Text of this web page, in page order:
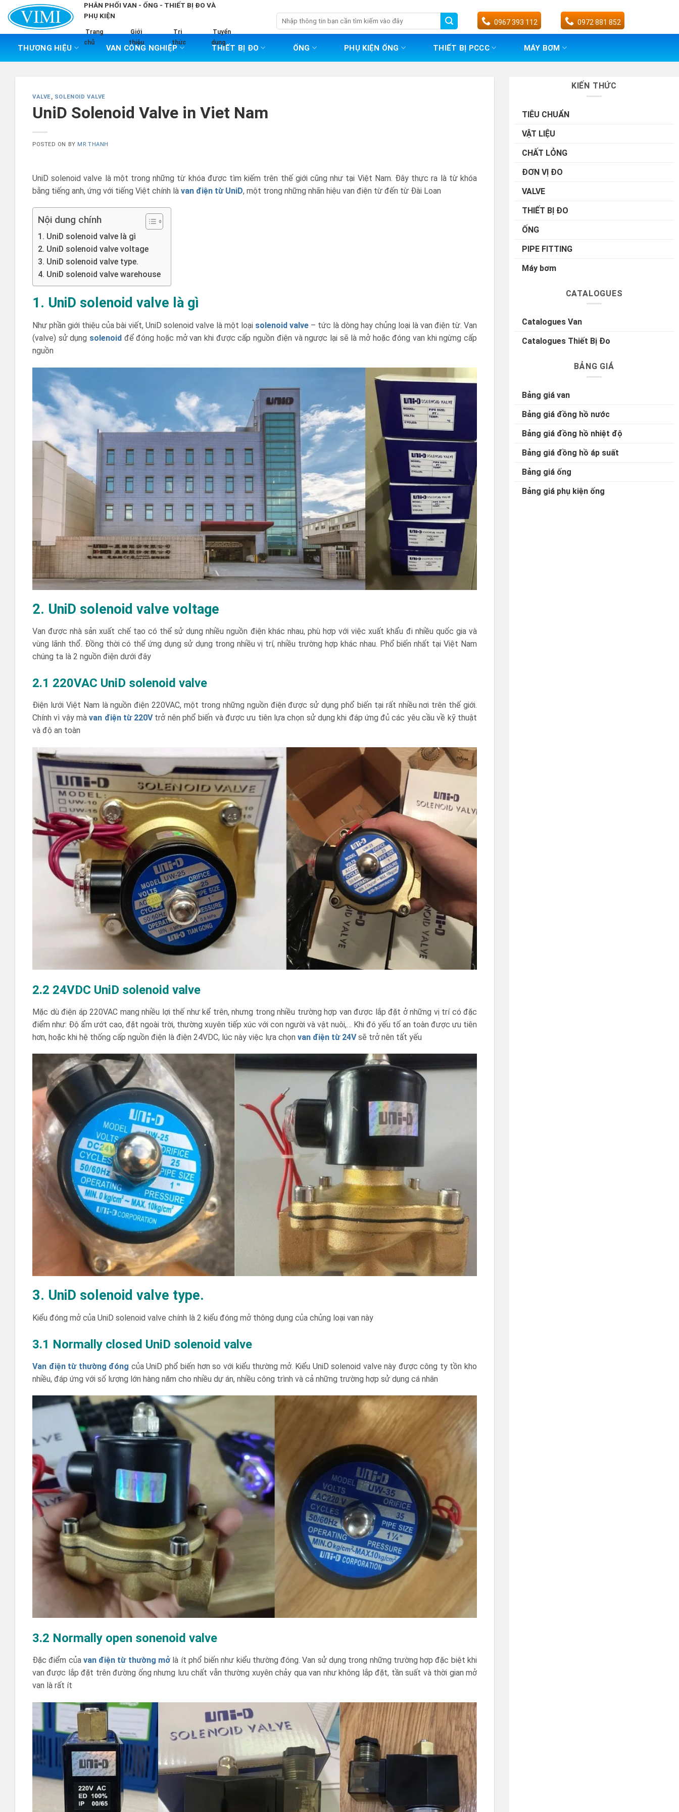
content
PHÂN PHỐI VAN - ỐNG - THIẾT BỊ ĐO VÀ
PHỤ KIỆN
Trang
chủ
Giới
thiệu
Tri
thức
Tuyển
dụng
Tìm
kiếm:
0967 393 112 0972 881 852
THƯƠNG HIỆU VAN CÔNG NGHIỆP THIẾT BỊ ĐO ỐNG PHỤ KIỆN ỐNG THIẾT BỊ PCCC MÁY BƠM
VALVE, SOLENOID VALVE
UniD Solenoid Valve in Viet Nam
POSTED ON BY MR THANH
UniD solenoid valve là một trong những từ khóa được tìm kiếm trên thế giới cũng như tại Việt Nam. Đây thực ra là từ khóa
bằng tiếng anh, ứng với tiếng Việt chính là van điện từ UniD, một trong những nhãn hiệu van điện từ đến từ Đài Loan
Nội dung chính
1. UniD solenoid valve là gì
2. UniD solenoid valve voltage
3. UniD solenoid valve type.
4. UniD solenoid valve warehouse
1. UniD solenoid valve là gì
Như phần giới thiệu của bài viết, UniD solenoid valve là một loại solenoid valve – tức là dòng hay chủng loại là van điện từ. Van
(valve) sử dụng solenoid để đóng hoặc mở van khi được cấp nguồn điện và ngược lại sẽ là mở hoặc đóng van khi ngừng cấp
nguồn
2. UniD solenoid valve voltage
Van được nhà sản xuất chế tạo có thể sử dụng nhiều nguồn điện khác nhau, phù hợp với việc xuất khẩu đi nhiều quốc gia và
vùng lãnh thổ. Đồng thời có thể ứng dụng sử dụng trong nhiều vị trí, nhiều trường hợp khác nhau. Phổ biến nhất tại Việt Nam
chúng ta là 2 nguồn điện dưới đây
2.1 220VAC UniD solenoid valve
Điện lưới Việt Nam là nguồn điện 220VAC, một trong những nguồn điện được sử dụng phổ biến tại rất nhiều nơi trên thế giới.
Chính vì vậy màvan điện từ 220Vtrở nên phổ biến và được ưu tiên lựa chọn sử dụng khi đáp ứng đủ các yêu cầu về kỹ thuật
và độ an toàn
2.2 24VDC UniD solenoid valve
Mặc dù điện áp 220VAC mang nhiều lợi thế như kể trên, nhưng trong nhiều trường hợp van được lắp đặt ở những vị trí có đặc
điểm như: Độ ẩm ướt cao, đặt ngoài trời, thường xuyên tiếp xúc với con người và vật nuôi,… Khi đó yếu tố an toàn được ưu tiên
hơn, hoặc khi hệ thống cấp nguồn điện là điện 24VDC, lúc này việc lựa chọn van điện từ 24Vsẽ trở nên tất yếu
3. UniD solenoid valve type.
Kiểu đóng mở của UniD solenoid valve chính là 2 kiểu đóng mở thông dụng của chủng loại van này
3.1 Normally closed UniD solenoid valve
Van điện từ thường đóng của UniD phổ biến hơn so với kiểu thường mở. Kiểu UniD solenoid valve này được công ty tồn kho
nhiều, đáp ứng với số lượng lớn hàng năm cho nhiều dự án, nhiều công trình và cả những trường hợp sử dụng cá nhân
3.2 Normally open sonenoid valve
Đặc điểm của van điện từ thường mởlà ít phổ biến như kiểu thường đóng. Van sử dụng trong những trường hợp đặc biệt khi
van được lắp đặt trên đường ống nhưng lưu chất vẫn thường xuyên chảy qua van như không lắp đặt, tần suất và thời gian mở
van là rất ít
KIẾN THỨC
TIÊU CHUẨN
VẬT LIỆU
CHẤT LỎNG
ĐƠN VỊ ĐO
VALVE
THIẾT BỊ ĐO
ỐNG
PIPE FITTING
Máy bơm
CATALOGUES
Catalogues Van
Catalogues Thiết Bị Đo
BẢNG GIÁ
Bảng giá van
Bảng giá đồng hồ nước
Bảng giá đồng hồ nhiệt độ
Bảng giá đồng hồ áp suất
Bảng giá ống
Bảng giá phụ kiện ống